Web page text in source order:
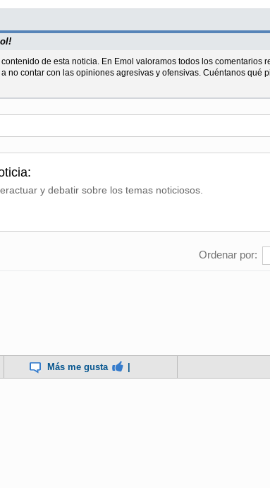
de esta noticia. En Emol valoramos todos los comentarios
no contar con las opiniones agresivas y ofensivas. Cuéntanos qué
y debatir sobre los temas noticiosos.
Ordenar por:
Más me gusta |